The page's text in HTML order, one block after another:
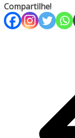
Compartilhe!